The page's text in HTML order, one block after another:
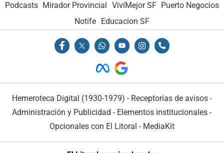
Podcasts Mirador Provincial VivíMejor SF Puerto Negocios
Notife
Educacion SF
Hemeroteca Digital (1930-1979) - Receptorías de avisos -
Administración y Publicidad - Elementos institucionales -
Opcionales con El Litoral - MediaKit